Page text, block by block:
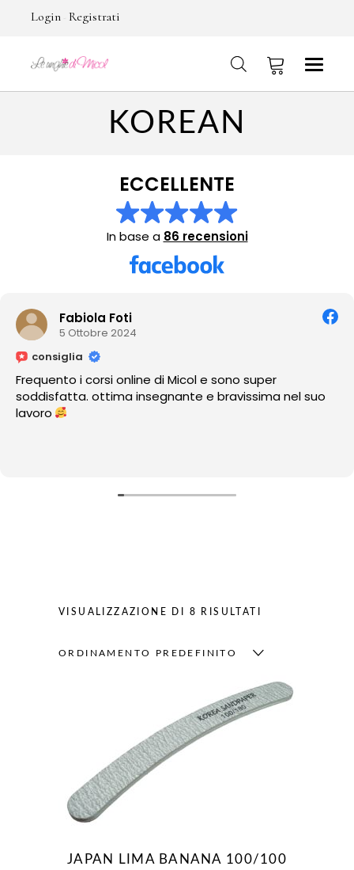
Login Registrati
No products in the cart.
KOREAN
ECCELLENTE
In base a 86 recensioni
Fabiola Foti
5 Ottobre 2024
consiglia
Frequento i corsi online di Micol e sono super
soddisfatta. ottima insegnante e bravissima nel suo
lavoro
VISUALIZZAZIONE DI 8 RISULTATI
ORDINAMENTO PREDEFINITO
JAPAN LIMA BANANA 100/100